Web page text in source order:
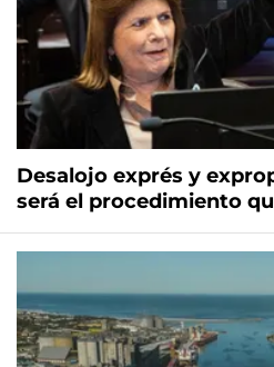
Desalojo exprés y
será el procedimiento